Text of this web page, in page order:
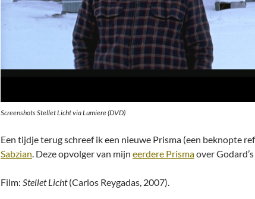
Screenshots Stellet Licht via Lumiere (DVD)
Een tijdje terug schreef ik een nieuwe Prisma (een beknopte
Sabzian. Deze opvolger van mijn eerdere Prismaover Godard’s
Film: Stellet Licht(Carlos Reygadas, 2007).